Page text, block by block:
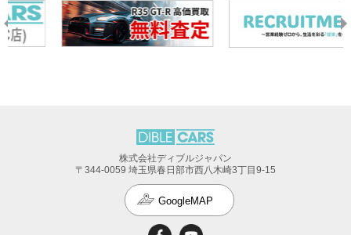
株式会社ディブルジャパン
〒344-0059 埼玉県春日部市西八木崎3丁目9-15
GoogleMAP